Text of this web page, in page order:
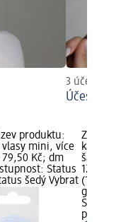
3 účesy, které
Účesy na
produktu:
mini, více
Kč; dm
Status
šedý Vybrat
Značka:
kartáč na
129,00 Kč;
(129,00 Kč
grafika;
Skladem,
prodejnu